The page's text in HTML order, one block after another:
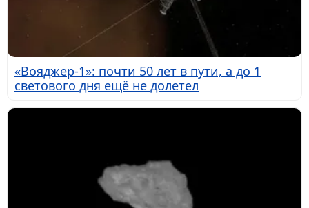
«Вояджер-1»: почти 50 лет в пути, а до 1
светового дня ещё не долетел